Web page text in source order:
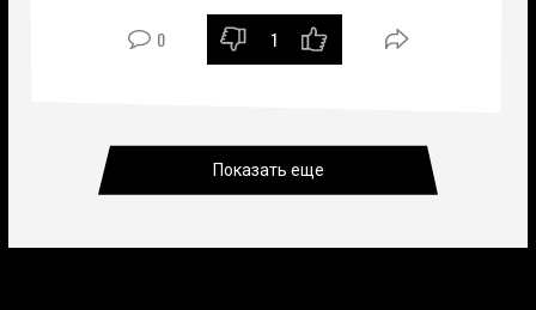
0 1
Показать еще